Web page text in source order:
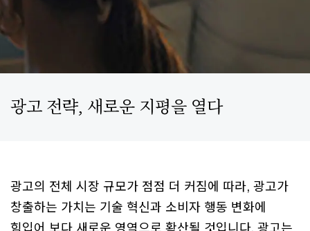
광고 전략, 새로운 지평을 열다
광고의 전체 시장 규모가 점점 더 커짐에 따라, 광고가
창출하는 가치는 기술 혁신과 소비자 행동 변화에
힘입어 보다 새로운 영역으로 확산될 것입니다. 광고는